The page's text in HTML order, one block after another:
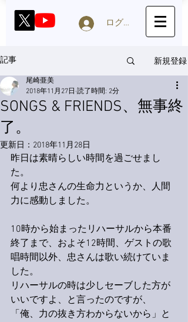
ログイン
記事 新規登録
SONGS & FRIENDS、無事終
了。
尾崎亜美
2018年11月27日 読了時間: 2分
更新日： 2018年11月28日
昨日は素晴らしい時間を過ごせまし
た。
何より忠さんの生命力というか、人間
力に感動しました。
10時から始まったリハーサルから本番
終了まで、およそ12時間、ゲストの歌
唱時間以外、忠さんは歌い続けていま
した。
リハーサルの時は少しセーブした方が
いいですよ、と言ったのですが、
「俺、力の抜き方わからないから」と